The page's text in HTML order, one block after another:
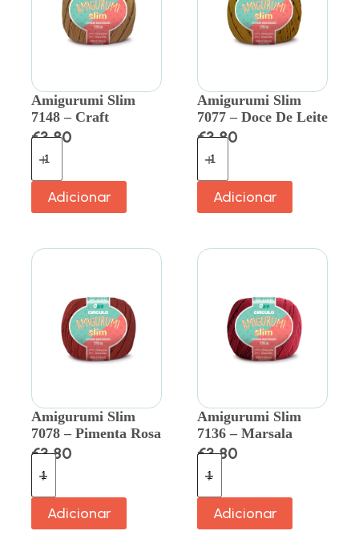
Amigurumi Slim
7148 – Craft
€3.80
Adicionar
Amigurumi Slim
7077 – Doce De Leite
€3.80
Adicionar
Amigurumi Slim
7078 – Pimenta Rosa
€3.80
Adicionar
Amigurumi Slim
7136 – Marsala
€3.80
Adicionar